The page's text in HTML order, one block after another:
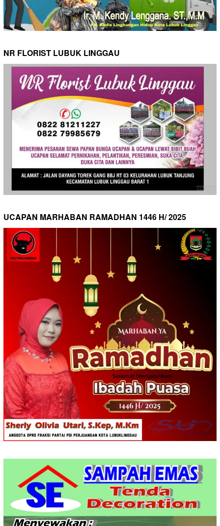
NR FLORIST LUBUK LINGGAU
UCAPAN MARHABAN RAMADHAN 1446 H/ 2025